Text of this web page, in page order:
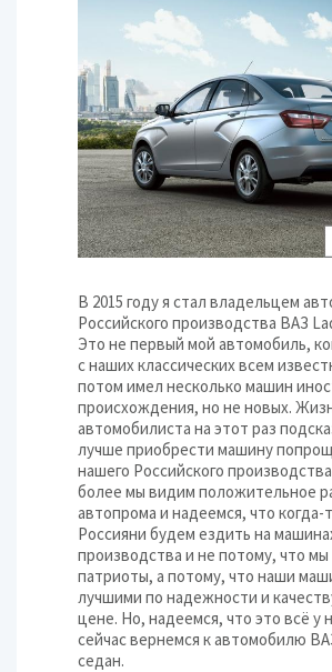
В 2015 году я стал владельцем
Российского производства ВАЗ
Это не первый мой автомобиль,
с наших классических всем
потом имел несколько машин
происхождения, но не новых.
автомобилиста на этот раз
лучше приобрести машину
нашего Российского
более мы видим положительное
автопрома и надеемся, что когда-
Россияни будем ездить на
производства и не потому, что
патриоты, а потому, что наши
лучшими по надежности и
цене. Но, надеемся, что это всё у
сейчас вернемся к автомобилю
седан.